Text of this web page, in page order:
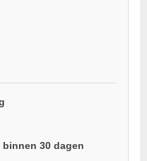
30 dagen